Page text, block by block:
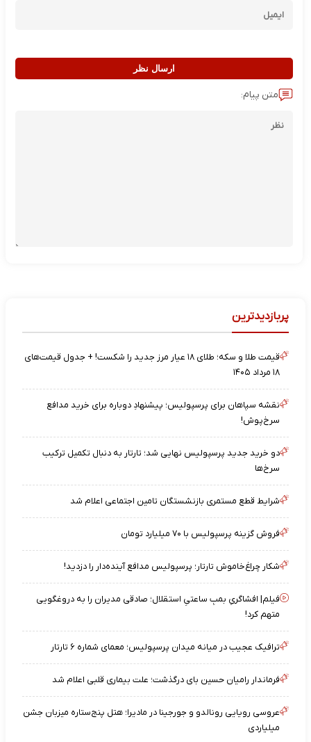
ارسال نظر
متن پیام:
پربازدیدترین
قیمت طلا و سکه؛ طلای ۱۸ عیار مرز جدید را شکست! + جدول قیمت‌های
۱۸ مرداد ۱۴۰۵
نقشه‌ سپاهان برای پرسپولیس؛ پیشنهادِ دوباره برای خرید مدافع
سرخ‌پوش!
دو خرید جدید پرسپولیس نهایی شد؛ تارتار به دنبال تکمیل ترکیب
سرخ‌ها
شرایط قطع مستمری بازنشستگان تامین اجتماعی اعلام شد
فروش گزینه پرسپولیس با ۷۰ میلیارد تومان
شکار چراغ‌خاموش تارتار؛ پرسپولیس مدافع آینده‌دار را دزدید!
فیلم| افشاگریِ بمبِ ساعتیِ استقلال؛ صادقی مدیران را به دروغگویی
متهم کرد!
ترافیک عجیب در میانه میدان پرسپولیس؛ معمای شماره ۶ تارتار
فرماندار رامیان حسین بای درگذشت؛ علت بیماری قلبی اعلام شد
عروسی رویایی رونالدو و جورجینا در مادیرا؛ هتل پنج‌ستاره میزبان جشن
میلیاردی